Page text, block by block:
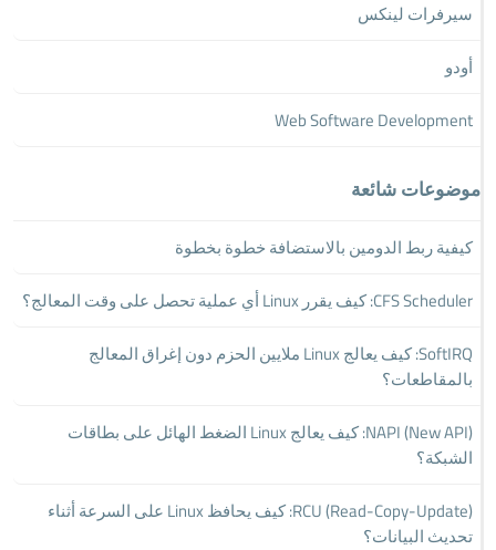
سيرفرات لينكس
أودو
Web Software Development
موضوعات شائعة
كيفية ربط الدومين بالاستضافة خطوة بخطوة
CFS Scheduler: كيف يقرر Linux أي عملية تحصل على وقت المعالج؟
SoftIRQ: كيف يعالج Linux ملايين الحزم دون إغراق المعالج
بالمقاطعات؟
NAPI (New API): كيف يعالج Linux الضغط الهائل على بطاقات
الشبكة؟
RCU (Read-Copy-Update): كيف يحافظ Linux على السرعة أثناء
تحديث البيانات؟